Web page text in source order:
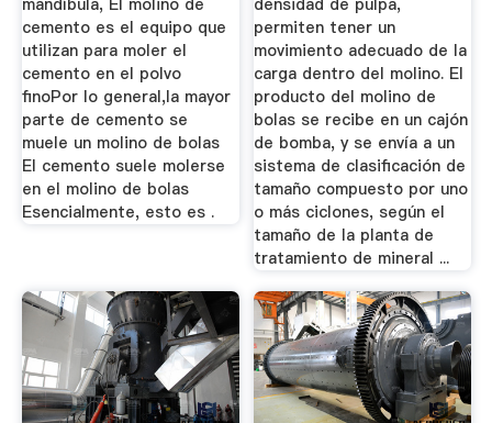
cemento es el equipo que
utilizan para moler el
cemento en el polvo
finoPor lo general,la mayor
parte de cemento se
muele un molino de bolas
El cemento suele molerse
en el molino de bolas
Esencialmente, esto es .
permiten tener un
movimiento adecuado de la
carga dentro del molino. El
producto del molino de
bolas se recibe en un cajón
de bomba, y se envía a un
sistema de clasificación de
tamaño compuesto por uno
o más ciclones, según el
tamaño de la planta de
tratamiento de mineral ...